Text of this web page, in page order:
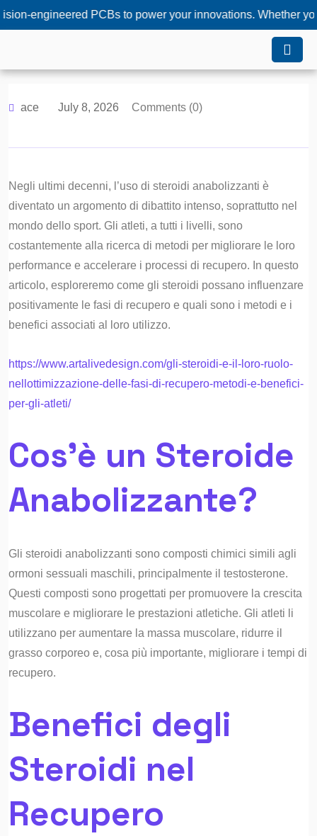
PCBs to power your innovations. Whether you need
ace July 8, 2026 Comments (0)
Negli ultimi decenni, l’uso di steroidi anabolizzanti è
diventato un argomento di dibattito intenso, soprattutto nel
mondo dello sport. Gli atleti, a tutti i livelli, sono
costantemente alla ricerca di metodi per migliorare le loro
performance e accelerare i processi di recupero. In questo
articolo, esploreremo come gli steroidi possano influenzare
positivamente le fasi di recupero e quali sono i metodi e i
benefici associati al loro utilizzo.
https://www.artalivedesign.com/gli-steroidi-e-il-loro-ruolo-
nellottimizzazione-delle-fasi-di-recupero-metodi-e-benefici-
per-gli-atleti/
Cos’è un Steroide
Anabolizzante?
Gli steroidi anabolizzanti sono composti chimici simili agli
ormoni sessuali maschili, principalmente il testosterone.
Questi composti sono progettati per promuovere la crescita
muscolare e migliorare le prestazioni atletiche. Gli atleti li
utilizzano per aumentare la massa muscolare, ridurre il
grasso corporeo e, cosa più importante, migliorare i tempi di
recupero.
Benefici degli
Steroidi nel
Recupero